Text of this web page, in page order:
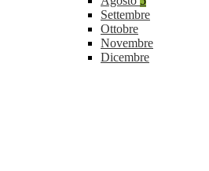
Settembre
Ottobre
Novembre
Dicembre